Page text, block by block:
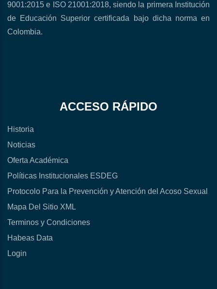
9001:2015 e ISO 21001:2018, siendo la primera Institución
de Educación Superior certificada bajo dicha norma en
Colombia.
ACCESO RÁPIDO
Historia
Noticias
Oferta Académica
Políticas Institucionales ESDEG
Protocolo Para la Prevención y Atención del Acoso Sexual
Mapa Del Sitio XML
Terminos y Condiciones
Habeas Data
Login